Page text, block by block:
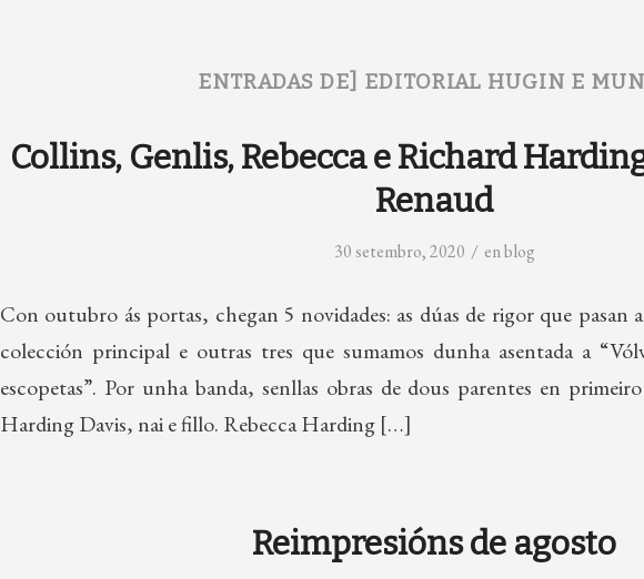
ENTRADAS DE] EDITORIAL HUGIN E
Collins, Genlis, Rebecca e Richard
Renaud
30 setembro, 2020 / enblog
Con outubro ás portas, chegan 5 novidades: as dúas de rigor que pasan
colección principal e outras tres que sumamos dunha asentada a
escopetas”. Por unha banda, senllas obras de dous parentes en
Harding Davis, nai e fillo. Rebecca Harding […]
Reimpresións de agosto